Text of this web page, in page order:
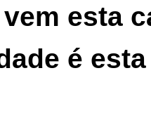
esta
é